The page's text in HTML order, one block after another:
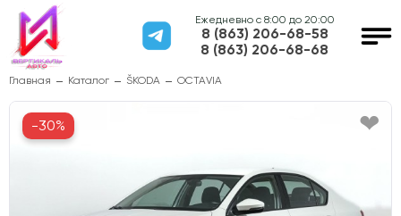
Ежедневно с 8:00 до 20:00
8 (863) 206-68-58
8 (863) 206-68-68
Главная Каталог ŠKODA OCTAVIA
-30%